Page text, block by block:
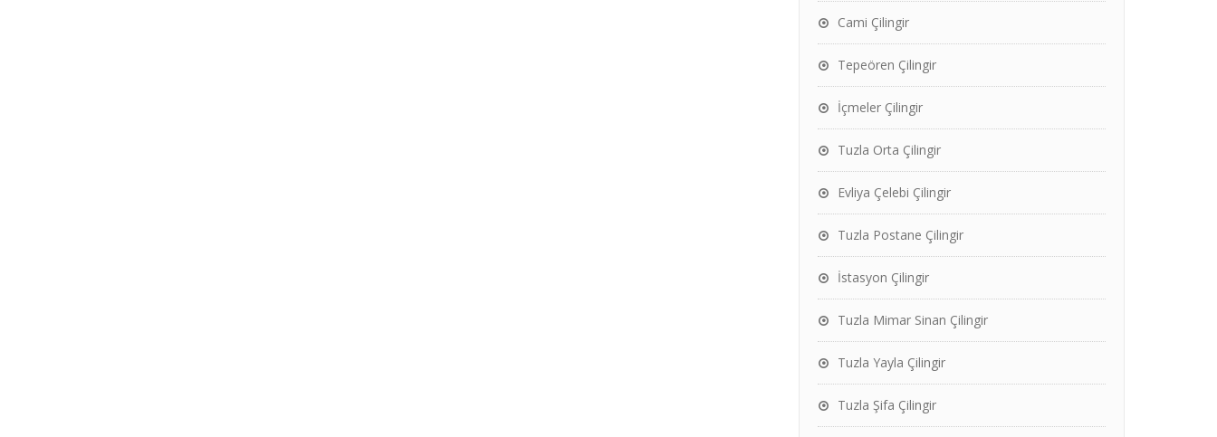
Cami Çilingir
Tepeören Çilingir
İçmeler Çilingir
Tuzla Orta Çilingir
Evliya Çelebi Çilingir
Tuzla Postane Çilingir
İstasyon Çilingir
Tuzla Mimar Sinan Çilingir
Tuzla Yayla Çilingir
Tuzla Şifa Çilingir